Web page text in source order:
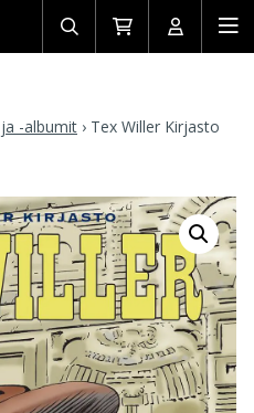
Avaa/sulje
haku
Siirry
ostoskoriin
Avaa/
-albumit › Tex Willer Kirjasto